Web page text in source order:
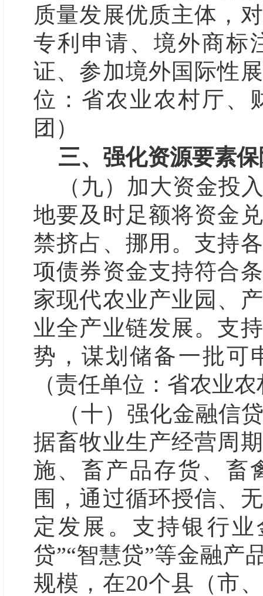
质量发展优质主体，
专利申请、境外商标
证、参加境外国际性
位：省农业农村厅、
团）
三、强化资源要素
（九）加大资金投
地要及时足额将资金
禁挤占、挪用。支持
项债券资金支持符合
家现代农业产业园、
业全产业链发展。支
势，谋划储备一批可
（责任单位：省农业
（十）强化金融信
据畜牧业生产经营周
施、畜产品存货、畜
围，通过循环授信、
定发展。支持银行
贷”“智慧贷”等金融产
规模，在20个县（市